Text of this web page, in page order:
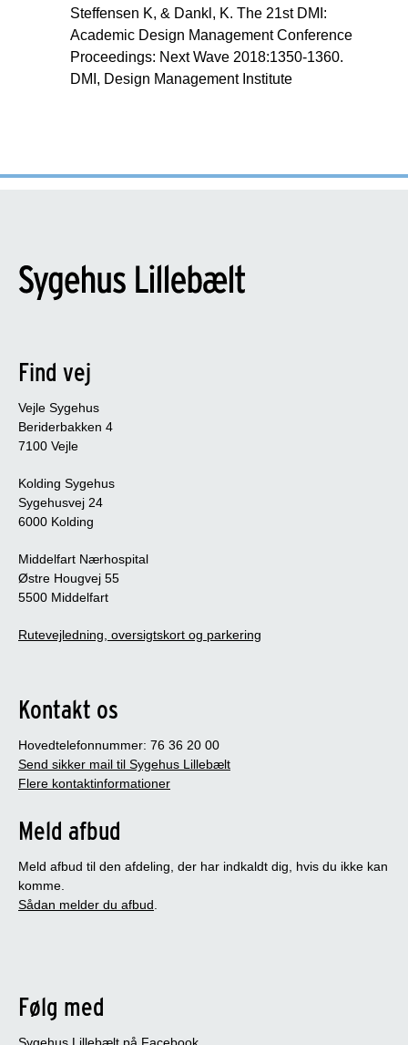
Steffensen K, & Dankl, K. The 21st DMI:
Academic Design Management Conference
Proceedings: Next Wave 2018:1350-1360.
DMI, Design Management Institute
Find vej
Vejle Sygehus
Beriderbakken 4
7100 Vejle
Kolding Sygehus
Sygehusvej 24
6000 Kolding
Middelfart Nærhospital
Østre Hougvej 55
5500 Middelfart
Rutevejledning, oversigtskort og parkering
Kontakt os
Hovedtelefonnummer: 76 36 20 00
Send sikker mail til Sygehus Lillebælt
Flere kontaktinformationer
Meld afbud
Meld afbud til den afdeling, der har indkaldt dig, hvis du ikke kan
komme.
Sådan melder du afbud.
Følg med